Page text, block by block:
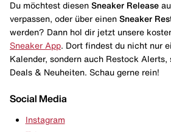
Du möchtest diesen Sneaker Release
verpassen, oder über einen Sneaker
werden? Dann hol dir jetzt unsere
Sneaker App . Dort findest du nicht nur
Kalender, sondern auch Restock Alerts,
Deals & Neuheiten. Schau gerne rein!
Social Media
Instagram